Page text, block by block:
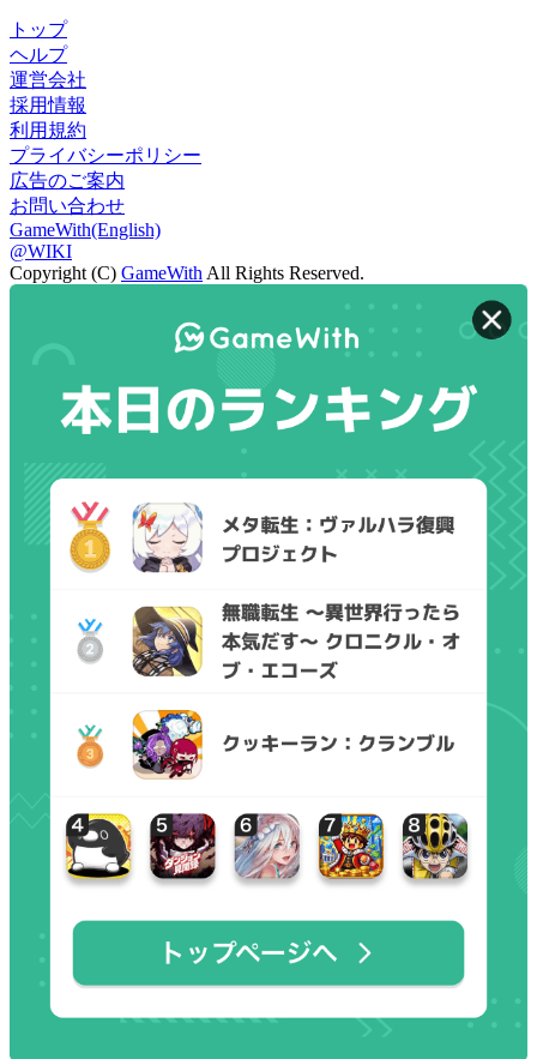
トップ
ヘルプ
運営会社
採用情報
利用規約
プライバシーポリシー
広告のご案内
お問い合わせ
GameWith(English)
@WIKI
Copyright (C) GameWith All Rights Reserved.